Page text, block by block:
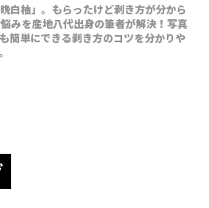
白柚」。もらったけど剥き方が分から
みを産地八代出身の筆者が解決！写真
簡単にできる剥き方のコツを分かりや